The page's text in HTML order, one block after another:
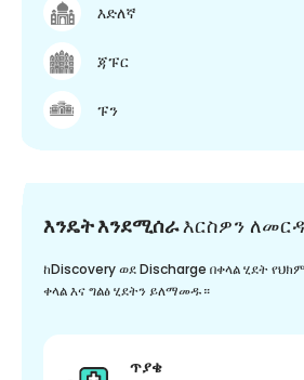
እድለኛ
ጃፑር
ፑን
እንዴት እንደሚሰራእርስዎን
ከDiscovery ወደ Discharge በቀላል ሂደት
ቀላል እና ግልፅ ሂደትን ይለማመዱ።
ጥያቄ